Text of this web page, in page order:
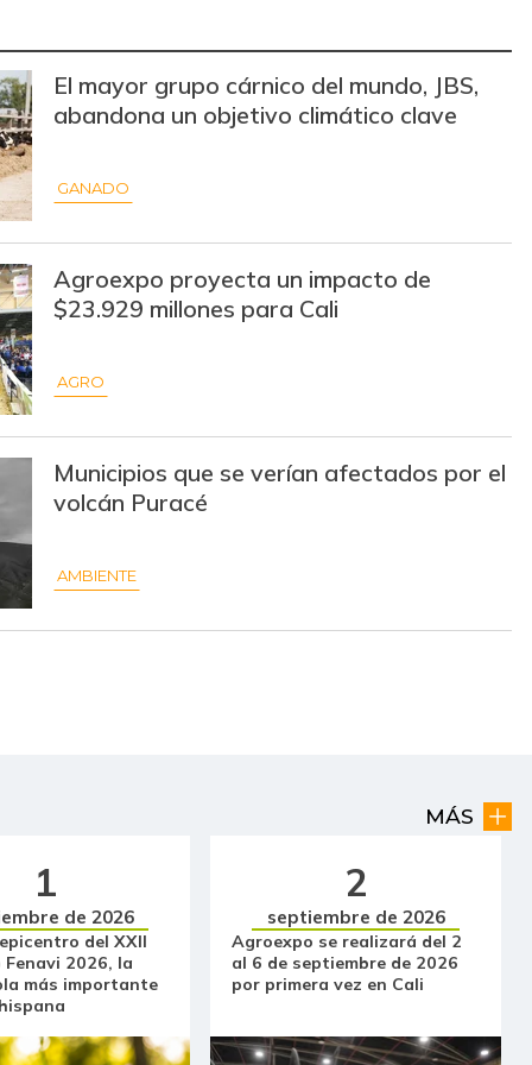
$ 1.200,00 -$ 200,00 -14,29%
$ 947,00 +$ 26,00 +2,82%
$ 1.983,50 +$ 54,33
$ 1.533,00
$ 17.791,75 +$ 8,50 +0,05%
$ 36.714,50
$ 22.141,75 -$ 641,50 -2,82%
$ 2.000,00
$ 30.937,50 -$ 320,75 -1,03%
$ 17.250,00 -$ 38,20
$ 15.500,00 +$ 250,00 +1,64%
El mayor grupo cárnico del mundo, JBS,
abandona un objetivo climático clave
GANADO
Agroexpo proyecta un impacto de
$23.929 millones para Cali
AGRO
Municipios que se verían afectados por el
volcán Puracé
AMBIENTE
MÁS
1
de 2026
del XXII
Fenavi 2026, la
más importante
2
septiembre de 2026
Agroexpo se realizará del 2
al 6 de septiembre de 2026
por primera vez en Cali